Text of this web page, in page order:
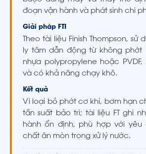
đoạn vận hành và phát sinh chi
Giải pháp FTI
Theo tài liệu Finish Thompson, sử
ly tâm dẫn động từ không phớt
nhựa polypropylene hoặc
và có khả năng chạy khô.
Kết quả
Vì loại bỏ phớt cơ khí, bơm hạn
tần suất bảo trì; tài liệu FT ghi
hành ổn định, phù hợp với yêu
chất ăn mòn trong xử lý nước.